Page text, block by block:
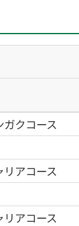
クコース
アコース
アコース